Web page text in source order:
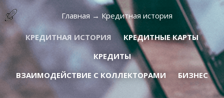
Главная → Кредитная история
КРЕДИТНАЯ ИСТОРИЯ
КРЕДИТНЫЕ КАРТЫ
КРЕДИТЫ
ВЗАИМОДЕЙСТВИЕ С КОЛЛЕКТОРАМИ
БИЗНЕС